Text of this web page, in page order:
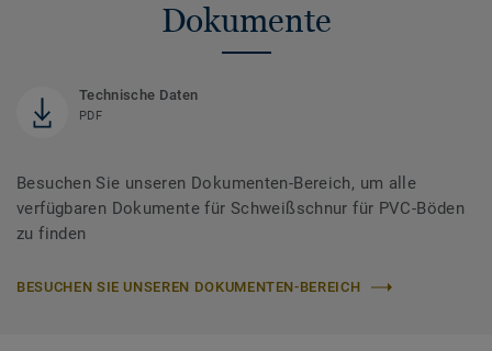
Dokumente
Technische Daten
PDF
Besuchen Sie unseren Dokumenten-Bereich, um alle
verfügbaren Dokumente für Schweißschnur für PVC-Böden
zu finden
BESUCHEN SIE UNSEREN DOKUMENTEN-BEREICH